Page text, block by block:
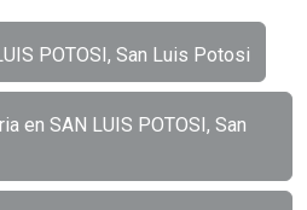
POTOSI, San Luis Potosi
en SAN LUIS POTOSI, San